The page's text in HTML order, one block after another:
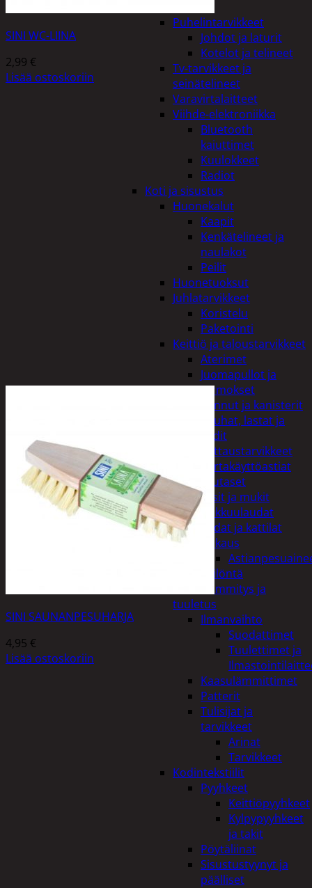
Puhelintarvikkeet
Johdot ja laturit
Kotelot ja telineet
Tv-tarvikkeet ja
seinätelineet
Varavirtalaitteet
Viihde-elektroniikka
Bluetooth
kaiuttimet
Kuulokkeet
Radiot
Koti ja sisustus
Huonekalut
Kaapit
Kenkätelineet ja
naulakot
Peilit
Huonetuoksut
Juhlatarvikkeet
Koristelu
Paketointi
Keittiö ja taloustarvikkeet
Aterimet
Juomapullot ja
termokset
Kannut ja kanisterit
Kauhat, lastat ja
sudit
Kattaustarvikkeet
Kertakäyttöastiat
Lautaset
Lasit ja mukit
Leikkuulaudat
Padat ja kattilat
Tiskaus
Säilöntä
Kodin lämmitys ja
tuuletus
Ilmanvaihto
Suodattimet
Tuulettimet ja
Kaasulämmittimet
Patterit
Tulisijat ja
tarvikkeet
Arinat
Tarvikkeet
Kodintekstiilit
Pyyhkeet
Keittiöpyyhkeet
Kylpypyyhkeet
ja takit
Pöytäliinat
Sisustustyynyt ja
päälliset
SINI WC-LIINA
2,99 €
Lisää ostoskoriin
SINI SAUNANPESUHARJA
4,95 €
Lisää ostoskoriin